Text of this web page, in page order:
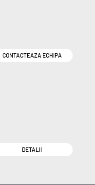
CONTACTEAZA ECHIPA
DETALII